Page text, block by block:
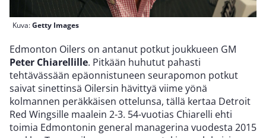
Kuva:Getty Images
Edmonton Oilers on antanut potkut joukkueen GM
Peter Chiarellille. Pitkään huhutut pahasti
tehtävässään epäonnistuneen seurapomon potkut
saivat sinettinsä Oilersin hävittyä viime yönä
kolmannen peräkkäisen ottelunsa, tällä kertaa Detroit
Red Wingsille maalein 2-3. 54-vuotias Chiarelli ehti
toimia Edmontonin general managerina vuodesta 2015